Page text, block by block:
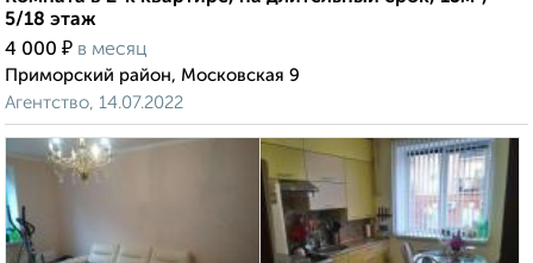
5/18 этаж
4 000 ₽ в месяц
Приморский район, Московская 9
Агентство, 14.07.2022